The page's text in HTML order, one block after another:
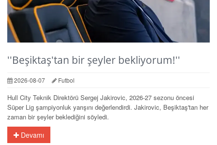
''Beşiktaş'tan bir şeyler bekliyorum!''
2026-08-07 Futbol
Hull City Teknik Direktörü Sergej Jakirovic, 2026-27 sezonu öncesi
Süper Lig şampiyonluk yarışını değerlendirdi. Jakirovic, Beşiktaş'tan her
zaman bir şeyler beklediğini söyledi.
Devamı